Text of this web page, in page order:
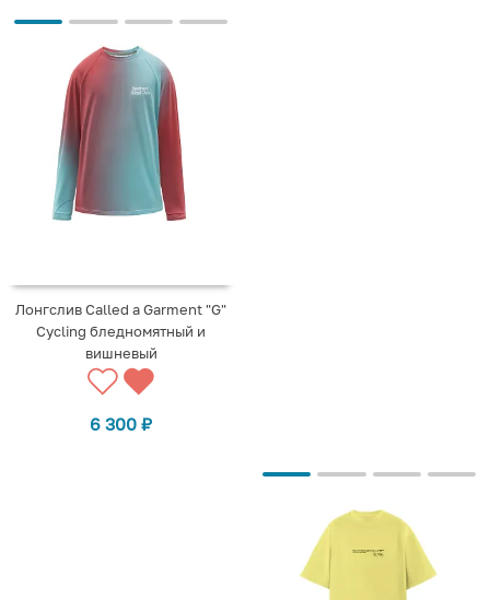
Лонгслив Called a Garment "G"
Cycling бледномятный и
вишневый
6 300 ₽